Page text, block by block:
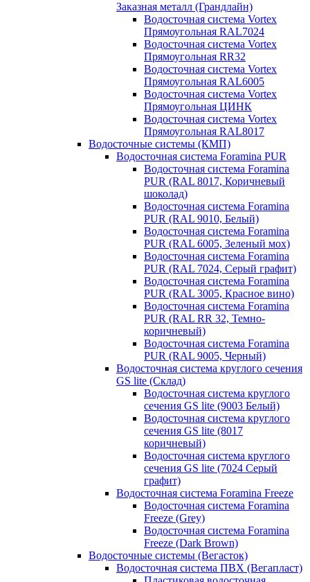
Заказная металл (Грандлайн)
Водосточная система Vortex
Прямоугольная RAL7024
Водосточная система Vortex
Прямоугольная RR32
Водосточная система Vortex
Прямоугольная RAL6005
Водосточная система Vortex
Прямоугольная ЦИНК
Водосточная система Vortex
Прямоугольная RAL8017
Водосточные системы (КМП)
Водосточная система Foramina PUR
Водосточная система Foramina
PUR (RAL 8017, Коричневый
шоколад)
Водосточная система Foramina
PUR (RAL 9010, Белый)
Водосточная система Foramina
PUR (RAL 6005, Зеленый мох)
Водосточная система Foramina
PUR (RAL 7024, Серый графит)
Водосточная система Foramina
PUR (RAL 3005, Красное вино)
Водосточная система Foramina
PUR (RAL RR 32, Темно-
коричневый)
Водосточная система Foramina
PUR (RAL 9005, Черный)
Водосточная система круглого сечения
GS lite (Склад)
Водосточная система круглого
сечения GS lite (9003 Белый)
Водосточная система круглого
сечения GS lite (8017
коричневый)
Водосточная система круглого
сечения GS lite (7024 Серый
графит)
Водосточная система Foramina Freeze
Водосточная система Foramina
Freeze (Grey)
Водосточная система Foramina
Freeze (Dark Brown)
Водосточные системы (Вегасток)
Водосточная система ПВХ (Вегапласт)